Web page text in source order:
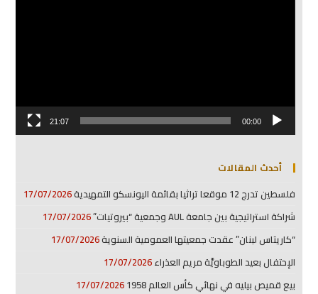
00:00
21:07
أحدث المقالات
فلسطين تدرج 12 موقعا تراثيا بقائمة اليونسكو التمهيدية
17/07/2026
شراكة استراتيجية بين جامعة AUL وجمعية “بيروتيات”
17/07/2026
“كاريتاس لبنان” عقدت جمعيتها العمومية السنوية17/07/2026
الإحتفال بعيد الطوباويَّة مريم العذراء17/07/2026
بيع قميص بيليه في نهائي كأس العالم 1958
17/07/2026